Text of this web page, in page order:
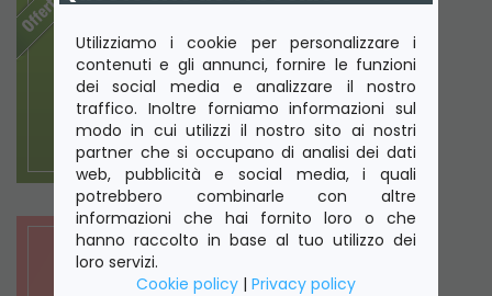
Utilizziamo i cookie per personalizzare i
contenuti e gli annunci, fornire le funzioni
dei social media e analizzare il nostro
traffico. Inoltre forniamo informazioni sul
modo in cui utilizzi il nostro sito ai nostri
partner che si occupano di analisi dei dati
web, pubblicità e social media, i quali
potrebbero combinarle con altre
informazioni che hai fornito loro o che
hanno raccolto in base al tuo utilizzo dei
loro servizi.
Cookie policy | Privacy policy